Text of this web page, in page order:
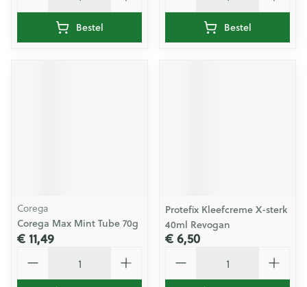
Bestel Bestel
Corega
Corega Max Mint Tube 70g
€ 11,49
Protefix Kleefcreme X-sterk
40ml Revogan
€ 6,50